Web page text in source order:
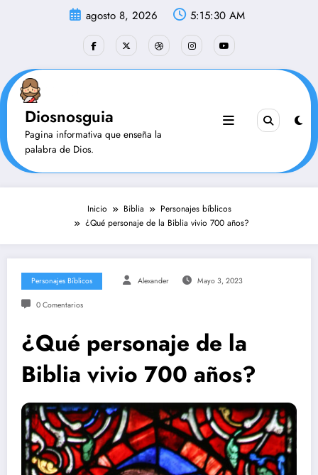
agosto 8, 2026 5:15:30 AM
Diosnosguia
Pagina informativa que enseña la
palabra de Dios.
Inicio Biblia
Personajes bíblicos
¿Qué personaje de la Biblia vivio 700 años?
Personajes Bíblicos Alexander Mayo 3, 2023
0 Comentarios
¿Qué personaje de la
Biblia vivio 700 años?